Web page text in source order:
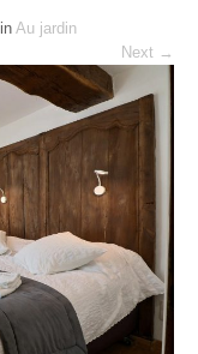
in Au jardin
Next →